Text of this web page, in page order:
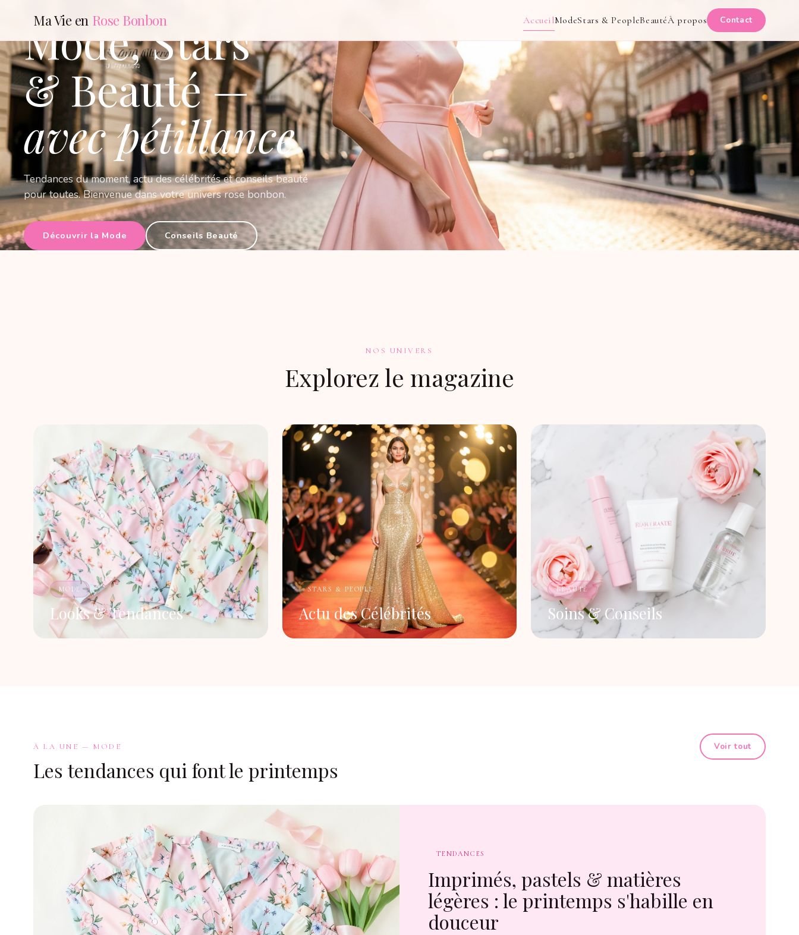
Ma Vie en Rose Bonbon AccueilModeStars & PeopleBeautéÀ propos Contact
Mode, Stars
& Beauté —
avec pétillance
Tendances du moment, actu des célébrités et conseils beauté
pour toutes. Bienvenue dans votre univers rose bonbon.
Découvrir la Mode Conseils Beauté
NOS UNIVERS
Explorez le magazine
MODE
Looks & Tendances
STARS & PEOPLE
Actu des Célébrités
BEAUTÉ
Soins & Conseils
À LA UNE — MODE
Les tendances qui font le printemps
Voir tout
TENDANCES
Imprimés, pastels & matières
légères : le printemps s'habille en
douceur